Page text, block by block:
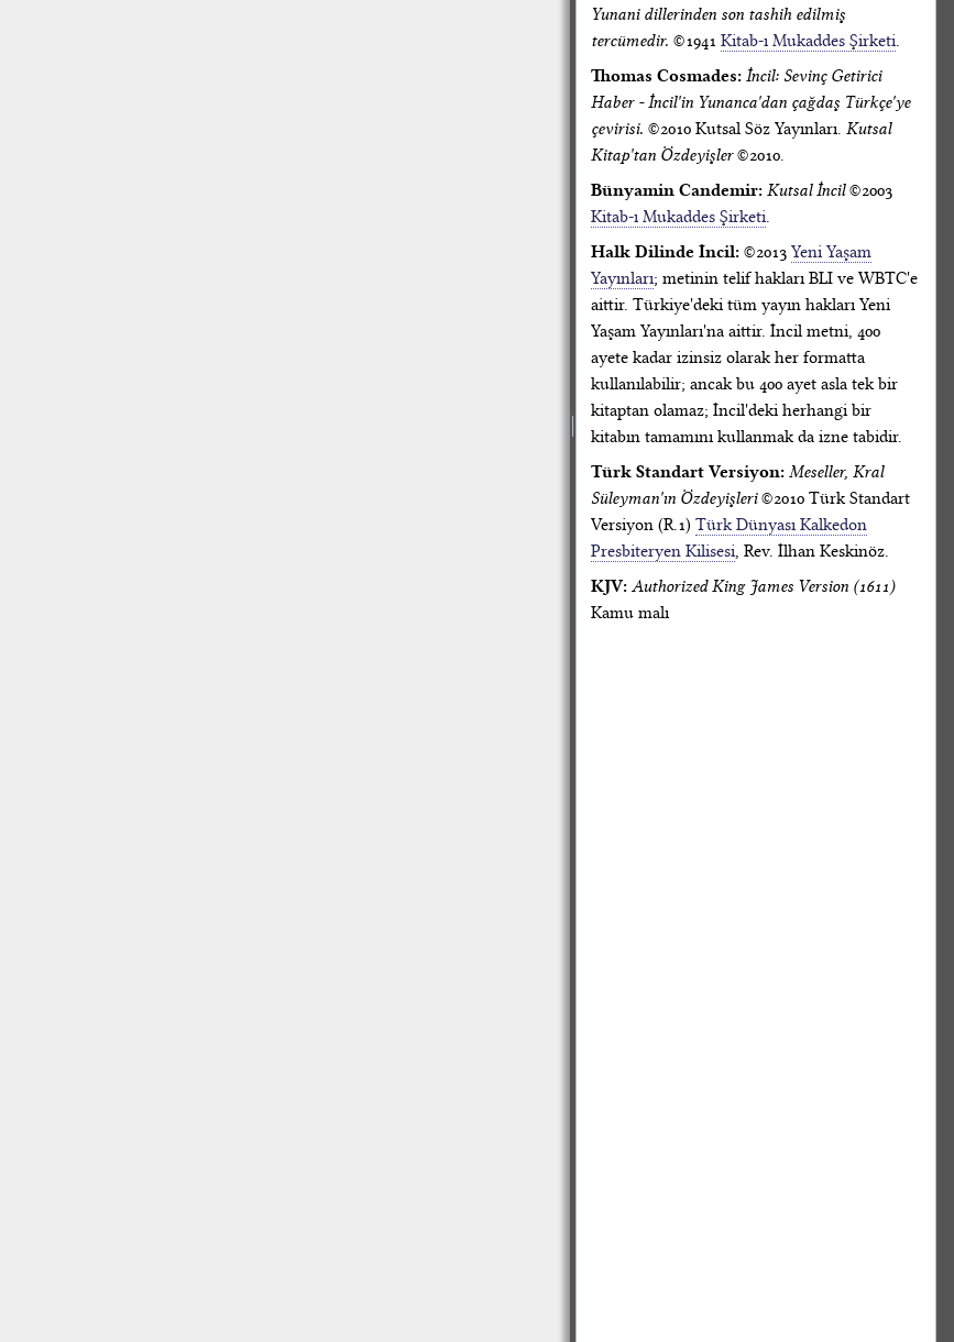
Yunani dillerinden son tashih edilmiş
tercümedir. ©1941 Kitab-ı Mukaddes Şirketi.
Thomas Cosmades: İncil: Sevinç Getirici
Haber - İncil'in Yunanca'dan çağdaş Türkçe'ye
çevirisi. ©2010 Kutsal Söz Yayınları. Kutsal
Kitap'tan Özdeyişler©2010.
Bünyamin Candemir: Kutsal İncil©2003
Kitab-ı Mukaddes Şirketi.
Halk Dilinde İncil: ©2013 Yeni Yaşam
Yayınları; metinin telif hakları BLI ve WBTC'e
aittir. Türkiye'deki tüm yayın hakları Yeni
Yaşam Yayınları'na aittir. İncil metni, 400
ayete kadar izinsiz olarak her formatta
kullanılabilir; ancak bu 400 ayet asla tek bir
kitaptan olamaz; İncil'deki herhangi bir
kitabın tamamını kullanmak da izne tabidir.
Türk Standart Versiyon: Meseller, Kral
Süleyman'ın Özdeyişleri©2010 Türk Standart
Versiyon (R.1) Türk Dünyası Kalkedon
Presbiteryen Kilisesi, Rev. İlhan Keskinöz.
KJV: Authorized King James Version (1611)
Kamu malı